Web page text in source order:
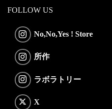
FOLLOW US
No,No,Yes ! Store
所作
ラボラトリー
X